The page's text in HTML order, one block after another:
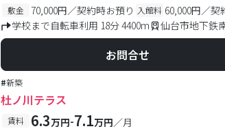
敷金 70,000円／契約時お預り 入館料 60,000円／契
学校まで自転車利用 18分 4400m
仙台市地下鉄
お問合せ
#新築
杜ノ川テラス
賃料 6.3万円-7.1万円／月